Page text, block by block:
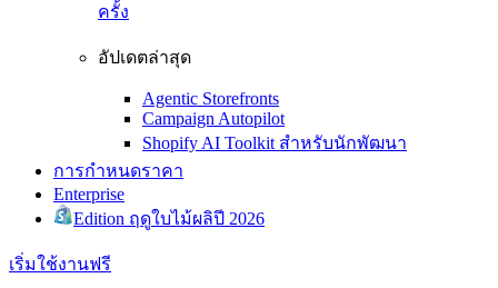
ครั้ง
อัปเดตล่าสุด
Agentic Storefronts
Campaign Autopilot
Shopify AI Toolkit สำหรับนักพัฒนา
การกำหนดราคา
Enterprise
Edition ฤดูใบไม้ผลิปี 2026
เริ่มใช้งานฟรี